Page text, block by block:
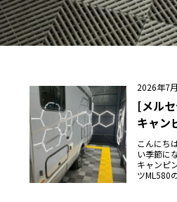
2026年7
[メル
キャン
こんにち
い季節に
キャンピ
ツML580